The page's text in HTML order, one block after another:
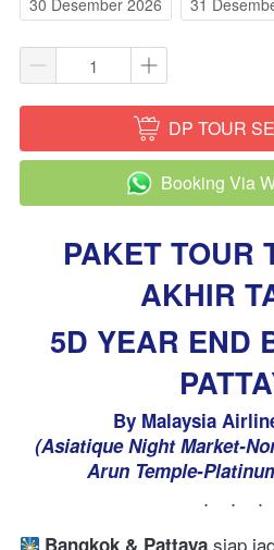
30 Desember 2026
31
` DP TOUR
` Booking Via
PAKET TOUR
AKHIR
5D YEAR END
By Malaysia
(Asiatique Night Market-
Arun Temple-
...
Bangkok & Pattaya siap